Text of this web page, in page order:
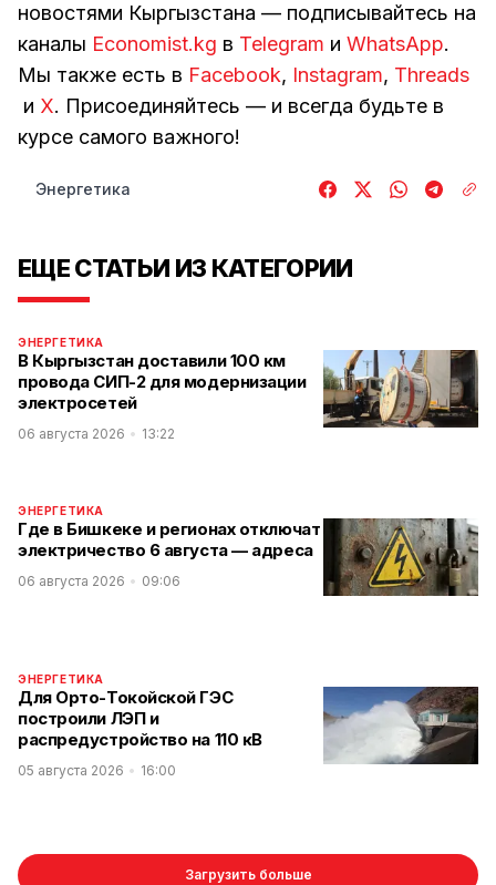
новостями Кыргызстана — подписывайтесь на
каналы Economist.kg в Telegram и WhatsApp.
Мы также есть в Facebook, Instagram, Threads
и Х. Присоединяйтесь — и всегда будьте в
курсе самого важного!
Энергетика
ЕЩЕ СТАТЬИ ИЗ КАТЕГОРИИ
ЭНЕРГЕТИКА
В Кыргызстан доставили 100 км
провода СИП-2 для модернизации
электросетей
06 августа 2026 13:22
ЭНЕРГЕТИКА
Где в Бишкеке и регионах отключат
электричество 6 августа — адреса
06 августа 2026 09:06
ЭНЕРГЕТИКА
Для Орто-Токойской ГЭС
построили ЛЭП и
распредустройство на 110 кВ
05 августа 2026 16:00
Загрузить больше